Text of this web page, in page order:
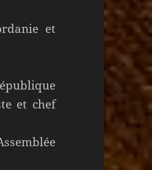
et
et chef